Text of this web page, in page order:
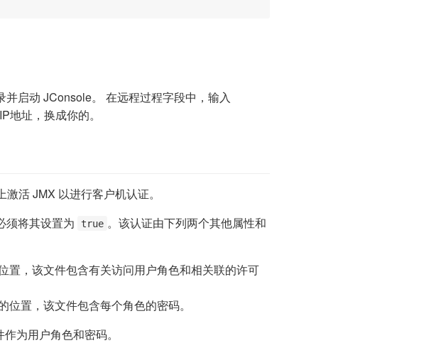
并启动 JConsole。 在远程过程字段中，输入
地址，换成你的。
活 JMX 以进行客户机认证。
须将其设置为 true 。该认证由下列两个其他属性和
置，该文件包含有关访问用户角色和相关联的许可
位置，该文件包含每个角色的密码。
为用户角色和密码。